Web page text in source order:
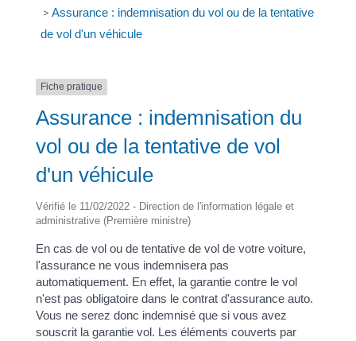
> Assurance : indemnisation du vol ou de la tentative
de vol d'un véhicule
Fiche pratique
Assurance : indemnisation du
vol ou de la tentative de vol
d'un véhicule
Vérifié le 11/02/2022 - Direction de l'information légale et
administrative (Première ministre)
En cas de vol ou de tentative de vol de votre voiture,
l'assurance ne vous indemnisera pas
automatiquement. En effet, la garantie contre le vol
n'est pas obligatoire dans le contrat d'assurance auto.
Vous ne serez donc indemnisé que si vous avez
souscrit la garantie vol. Les éléments couverts par